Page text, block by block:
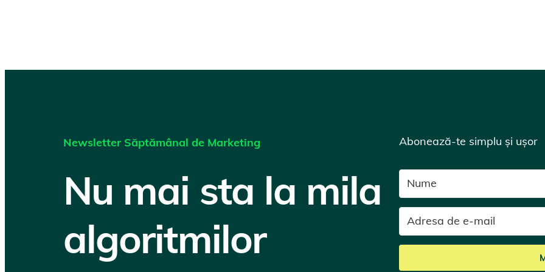
Newsletter Săptămânal de Marketing
Nu mai sta la mila
algoritmilor
Abonează-te simplu și ușor